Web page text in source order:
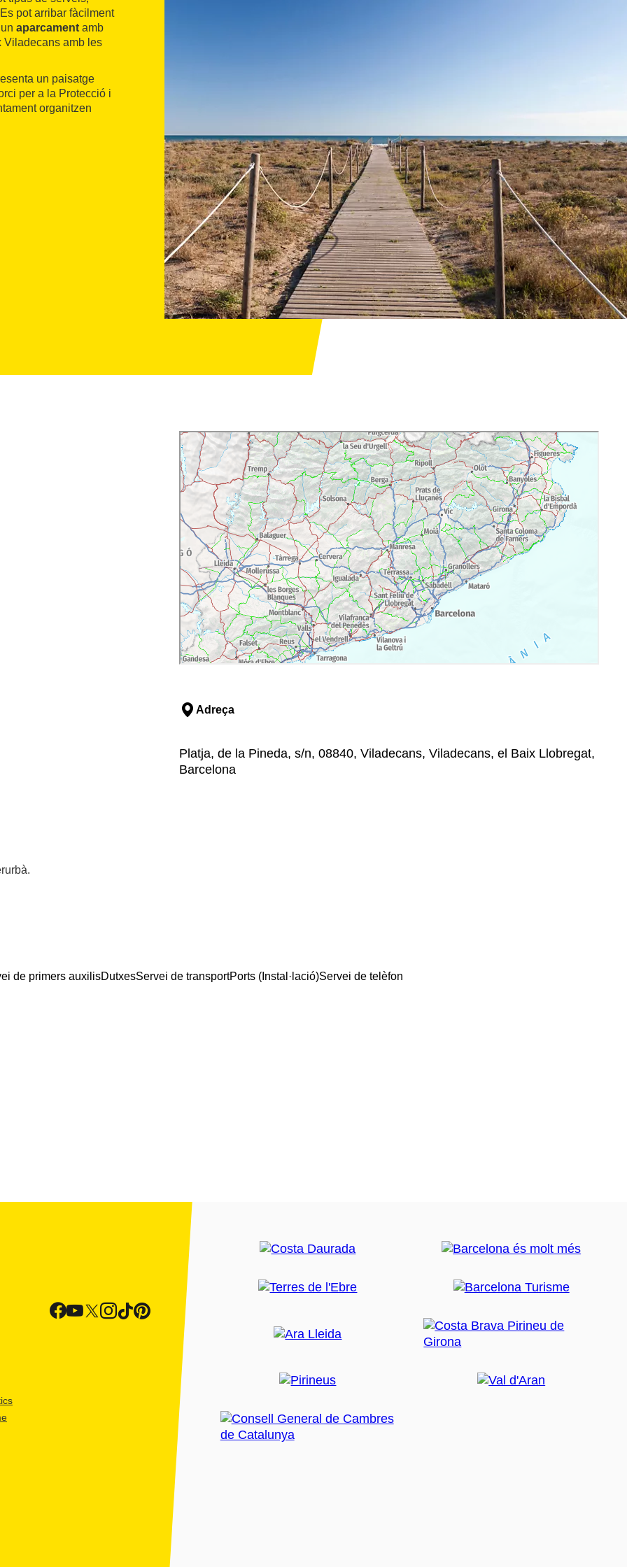
pot arribar fàcilment
aparcament amb
Viladecans amb les
un paisatge
per a la Protecció i
organitzen
Adreça
Platja, de la Pineda, s/n, 08840, Viladecans, Viladecans, el Baix Llobregat,
Barcelona
de primers auxilisDutxesServei de transportPorts (Instal·lació)Servei de telèfon